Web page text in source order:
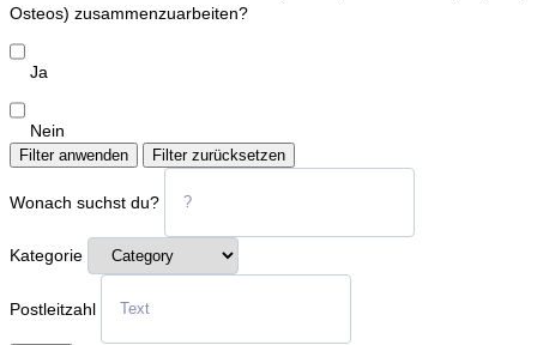
Osteos) zusammenzuarbeiten?
Ja
Nein
Filter anwenden Filter zurücksetzen
Wonach suchst du?
Kategorie
Postleitzahl